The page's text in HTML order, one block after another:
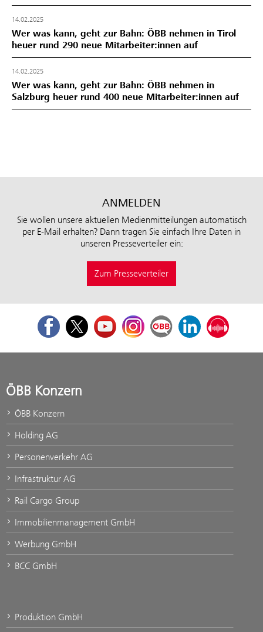
14.02.2025
Wer was kann, geht zur Bahn: ÖBB nehmen in Tirol
heuer rund 290 neue Mitarbeiter:innen auf
14.02.2025
Wer was kann, geht zur Bahn: ÖBB nehmen in
Salzburg heuer rund 400 neue Mitarbeiter:innen auf
ANMELDEN
Sie wollen unsere aktuellen Medienmitteilungen automatisch
per E-Mail erhalten? Dann tragen Sie einfach Ihre Daten in
unseren Presseverteiler ein:
Zum Presseverteiler
FacebookTwitterYoutubeInstagramÖBB Corporate Blog
LinkedInPodcast
ÖBB Konzern
ÖBB Konzern
Holding AG
Personenverkehr AG
Infrastruktur AG
Rail Cargo Group
Immobilienmanagement GmbH
Werbung GmbH
BCC GmbH
Produktion GmbH